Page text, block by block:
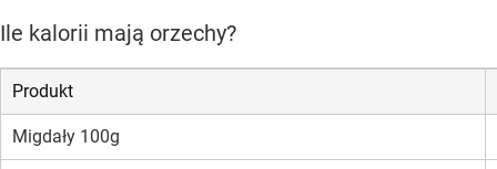
Ile kalorii mają orzechy?
Produkt
Migdały 100g